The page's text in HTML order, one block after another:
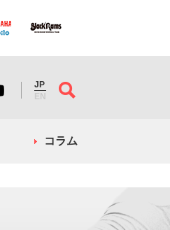
JP
EN
コラム